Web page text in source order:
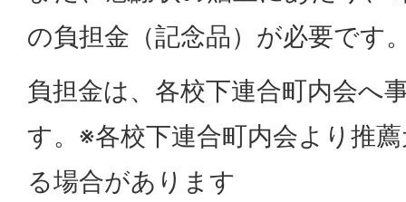
の負担金（記念品）が必要です
負担金は、各校下連合町内会へ
す。※各校下連合町内会より推
る場合があります